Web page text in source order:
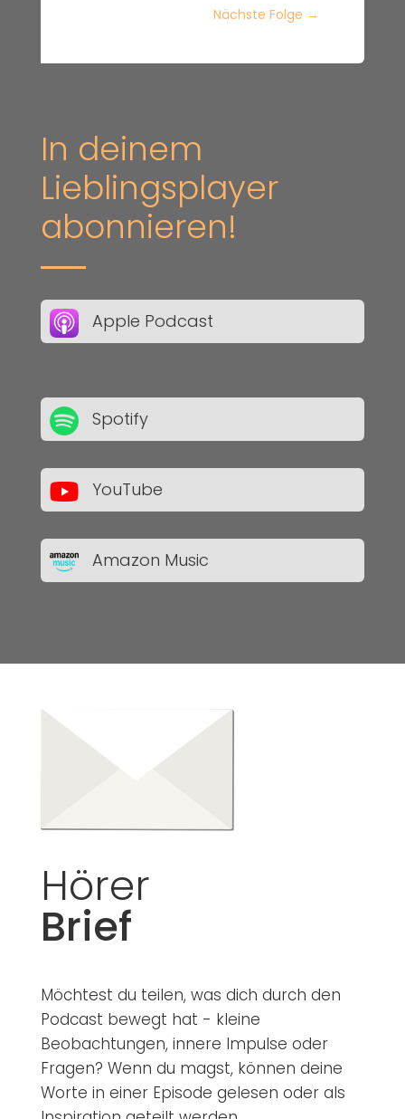
Nächste Folge →
In deinem
Lieblingsplayer
abonnieren!
Apple Podcast
Spotify
YouTube
Amazon Music
Hörer
Brief
Möchtest du teilen, was dich durch den
Podcast bewegt hat - kleine
Beobachtungen, innere Impulse oder
Fragen? Wenn du magst, können deine
Worte in einer Episode gelesen oder als